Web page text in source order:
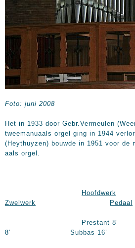
Foto: juni 2008
Het in 1933 door Gebr.Vermeulen
tweemanuaals orgel ging in 1944
(Heythuyzen) bouwde in 1951 voor de
aals orgel.
Hoofdwerk
Zwelwerk
Pedaal
Prestant 8’
8’ Subbas 16’